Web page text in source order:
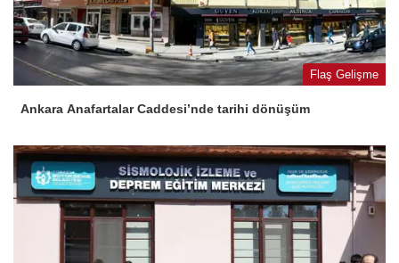
Flaş Gelişme
Ankara Anafartalar Caddesi’nde tarihi dönüşüm